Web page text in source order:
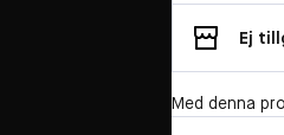
Ej
Med denna